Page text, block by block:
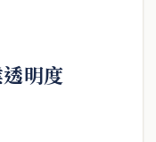
明度